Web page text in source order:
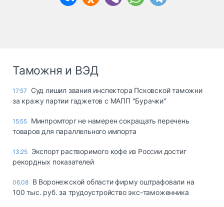
Таможня и ВЭД
17:57
Суд лишил звания инспектора Псковской таможни
за кражу партии гаджетов с МАПП "Бурачки"
15:55 Минпромторг не намерен сокращать перечень
товаров для параллельного импорта
13:25 Экспорт растворимого кофе из России достиг
рекордных показателей
06.08 В Воронежской области фирму оштрафовали на
100 тыс. руб. за трудоустройство экс-таможенника